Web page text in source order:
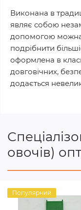
Виконана в
являє собою
допомогою можна
подрібнити
оформлена в
довговічних,
додається
овочів)
Популярний